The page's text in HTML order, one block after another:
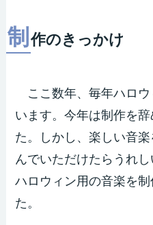
制 作のきっかけ
ここ数年、毎年ハロウ
います。今年は制作を
た。しかし、楽しい音
んでいただけたらうれ
ハロウィン用の音楽を
た。